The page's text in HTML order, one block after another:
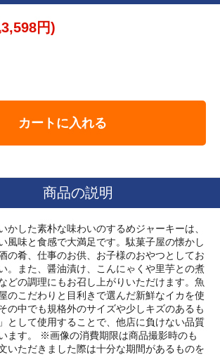
円)
カートに入れる
商品の説明
かした素朴な味わいのするめジャーキーは、
風味と食感で大満足です。駄菓子屋の懐かし
の肴、仕事のお供、お子様のおやつとしてお
。また、醤油漬け、こんにゃくや里芋との煮
どの調理にもお召し上がりいただけます。魚
のこだわりと目利きで選んだ新鮮なイカを使
の中でも規格外のサイズや少しキズのあるも
として使用することで、他店に負けない品質
ます。 ※画像の消費期限は商品撮影時のも
いただきました際は十分な期間があるものを